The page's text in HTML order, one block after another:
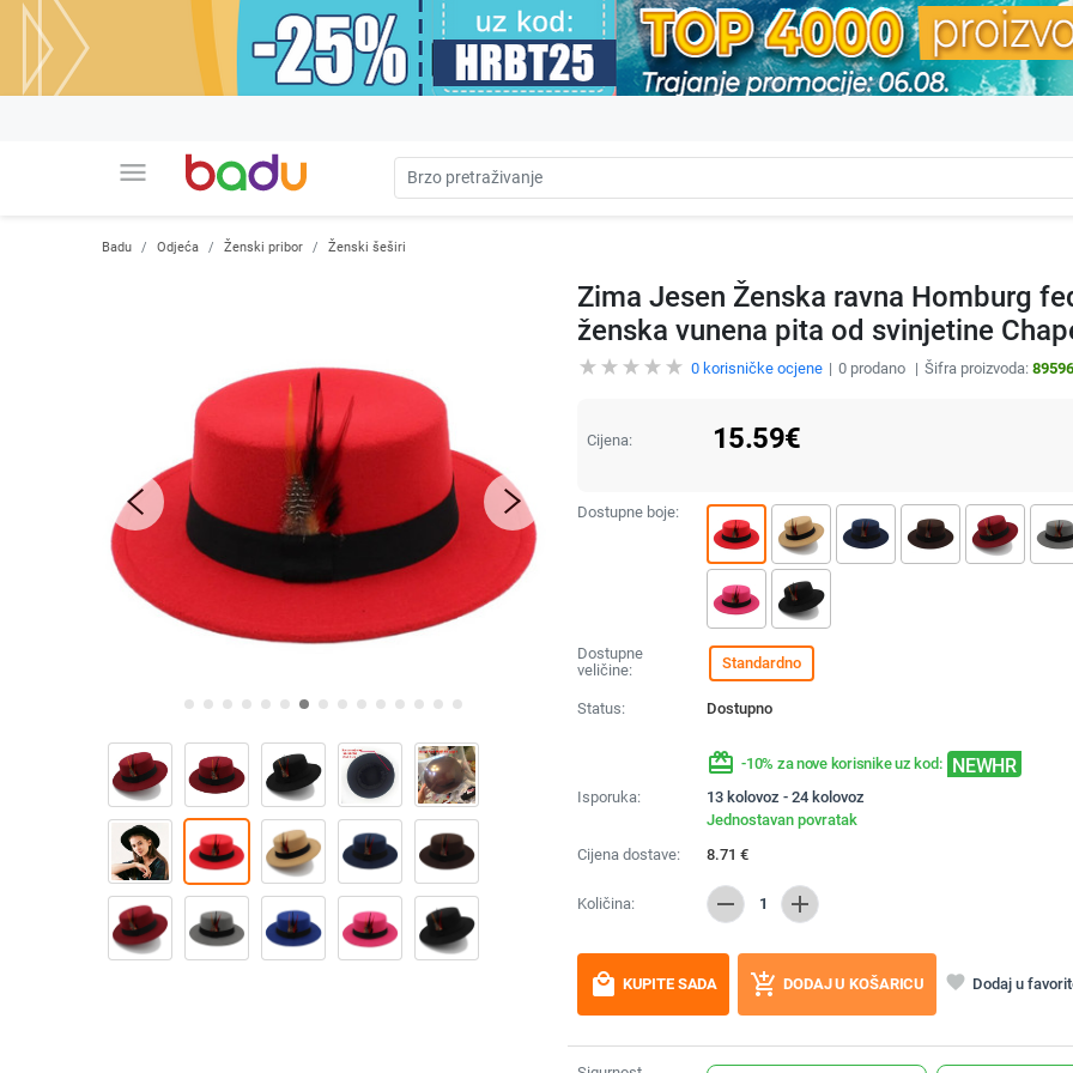
menu
Badu Odjeća Ženski pribor Ženski šeširi
Zima Jesen Ženska ravna Homburg
ženska vunena pita od svinjetine
0korisničke ocjene 0prodano Šifra proizvoda:
Cijena: 15.59€
Dostupne boje:
Dostupne
veličine:
Standardno
Status: Dostupno
redeem -10% za nove korisnike uz kod: NEWHR
Isporuka:
13 kolovoz - 24 kolovoz
Jednostavan povratak
Cijena dostave:
8.71 €
Količina: remove 1 add
local_mall KUPITE SADA add_shopping_cart DODAJ U KOŠARICU favorite Dodaj u